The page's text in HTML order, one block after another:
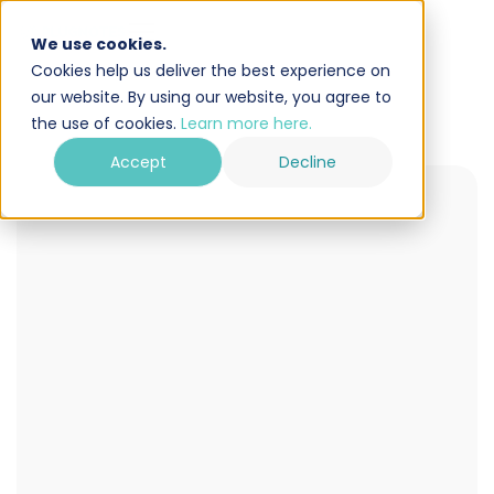
We use cookies.
Cookies help us deliver the best experience on
our website. By using our website, you agree to
the use of cookies. Learn more here.
Accept
Decline